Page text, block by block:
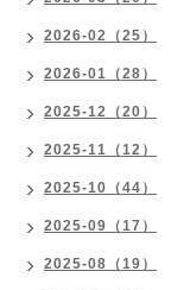
2026-02（25）
2026-01（28）
2025-12（20）
2025-11（12）
2025-10（44）
2025-09（17）
2025-08（19）